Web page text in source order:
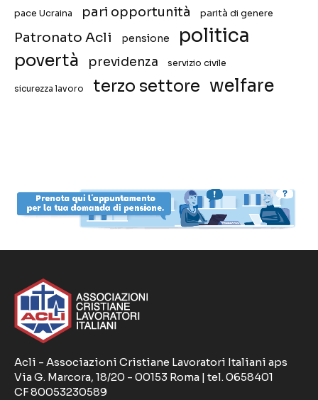
pace Ucraina pari opportunità parità di genere
Patronato Acli pensione politica
povertà previdenza servizio civile
sicurezza lavoro terzo settore welfare
Acli - Associazioni Cristiane Lavoratori Italiani aps
Via G. Marcora, 18/20 - 00153 Roma | tel. 0658401
CF 80053230589